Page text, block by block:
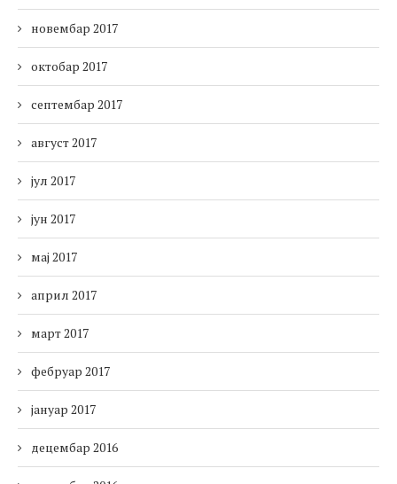
новембар 2017
октобар 2017
септембар 2017
август 2017
јул 2017
јун 2017
мај 2017
април 2017
март 2017
фебруар 2017
јануар 2017
децембар 2016